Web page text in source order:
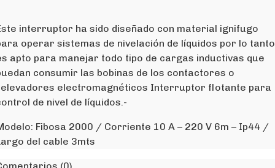
interruptor ha sido diseñado con material ignifugo
operar sistemas de nivelación de líquidos por lo tanto
apto para manejar todo tipo de cargas inductivas que
consumir las bobinas de los contactores o
electromagnéticos Interruptor flotante para
de nivel de líquidos.-
Fibosa 2000 / Corriente 10 A – 220 V 6m – Ip44 /
del cable 3mts